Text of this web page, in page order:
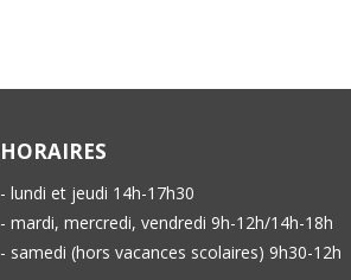
HORAIRES
- lundi et jeudi 14h-17h30
- mardi, mercredi, vendredi 9h-12h/14h-18h
- samedi (hors vacances scolaires) 9h30-12h